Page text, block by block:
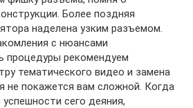
Более поздняя
наделена узким разъемом.
с нюансами
процедуры рекомендуем
тематического видео и замена
не покажется вам сложной. Когда
сего деяния,